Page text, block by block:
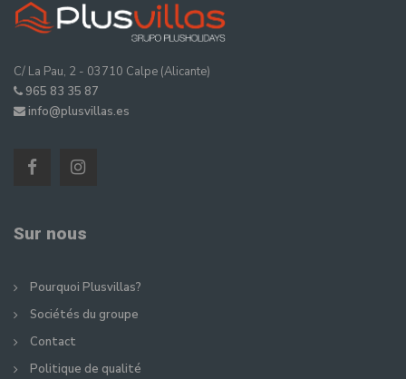
C/ La Pau, 2 - 03710 Calpe (Alicante)
965 83 35 87
info@plusvillas.es
Sur nous
Pourquoi Plusvillas?
Sociétés du groupe
Contact
Politique de qualité